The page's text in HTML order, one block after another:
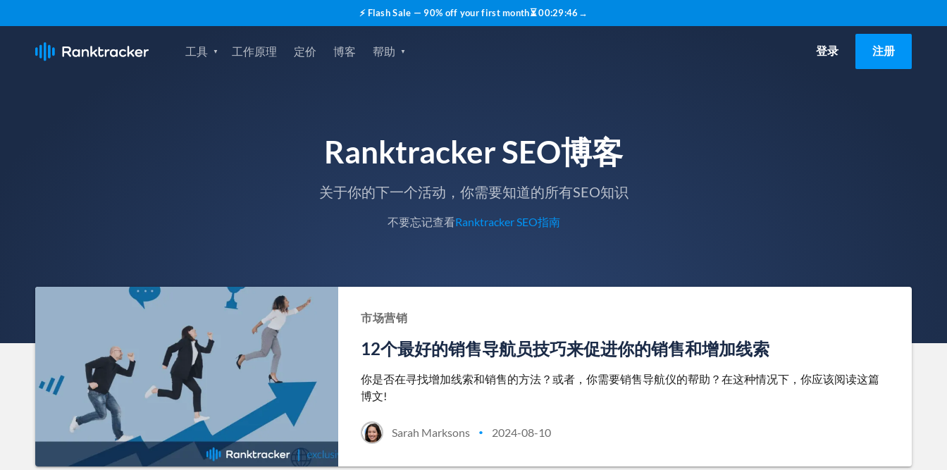
⚡ Flash Sale — 90% off your first month⏳00:29:45 →
工具 工作原理 定价 博客 帮助 登录 注册
Ranktracker SEO博客
关于你的下一个活动，你需要知道的所有SEO知识
不要忘记查看Ranktracker SEO指南
市场营销
12个最好的销售导航员技巧来促进你的销售和增加线索
你是否在寻找增加线索和销售的方法？或者，你需要销售导航仪的帮助？在这种情况下，你应该阅读这篇
博文!
Sarah Marksons • 2024-08-10